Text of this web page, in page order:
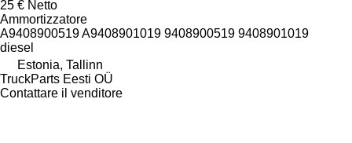
25 € Netto
Ammortizzatore
A9408900519 A9408901019 9408900519 9408901019
diesel
Estonia, Tallinn
TruckParts Eesti OÜ
Contattare il venditore